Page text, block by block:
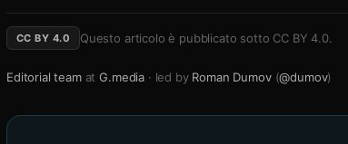
CC BY 4.0 Questo articolo è pubblicato sotto CC BY 4.0.
Editorial teamat G.media · led by Roman Dumov (@dumov)